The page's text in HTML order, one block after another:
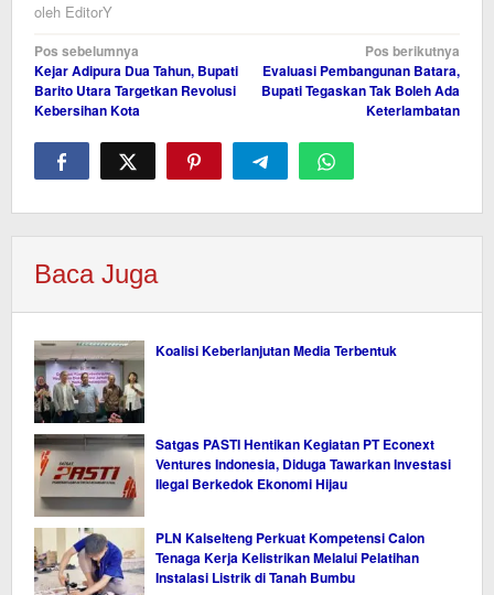
oleh EditorY
Navigasi
pos
Pos sebelumnya
Kejar Adipura Dua Tahun, Bupati
Barito Utara Targetkan Revolusi
Kebersihan Kota
Pos berikutnya
Evaluasi Pembangunan Batara,
Bupati Tegaskan Tak Boleh Ada
Keterlambatan
Baca Juga
Koalisi Keberlanjutan Media Terbentuk
Satgas PASTI Hentikan Kegiatan PT Econext
Ventures Indonesia, Diduga Tawarkan Investasi
Ilegal Berkedok Ekonomi Hijau
PLN Kalselteng Perkuat Kompetensi Calon
Tenaga Kerja Kelistrikan Melalui Pelatihan
Instalasi Listrik di Tanah Bumbu